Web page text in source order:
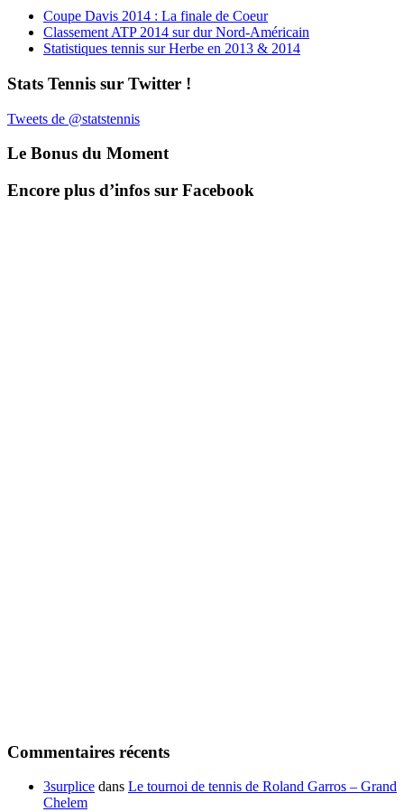
Coupe Davis 2014 : La finale de Coeur
Classement ATP 2014 sur dur Nord-Américain
Statistiques tennis sur Herbe en 2013 & 2014
Stats Tennis sur Twitter !
Tweets de @statstennis
Le Bonus du Moment
Encore plus d’infos sur Facebook
Commentaires récents
3surplice dans Le tournoi de tennis de Roland Garros – Grand
Chelem